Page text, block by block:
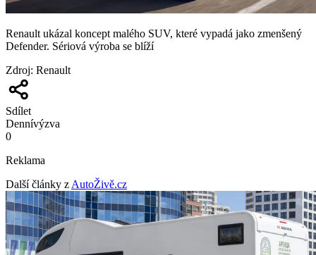
Renault ukázal koncept malého SUV, které vypadá jako zmenšený
Defender. Sériová výroba se blíží
Zdroj: Renault
Sdílet
Dennívýzva
0
Reklama
Další články z AutoŽivě.cz